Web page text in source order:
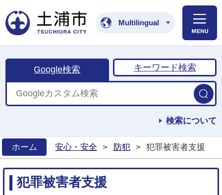
土浦市公式ホームペ
Multilingual
Google検索 キーワード検索
検索について
ホーム
安心・安全 > 防犯 > 犯罪被害者支援
犯罪被害者支援